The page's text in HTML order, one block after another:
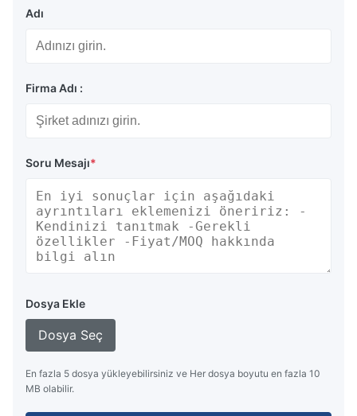
Adı
Firma Adı :
Soru Mesajı*
Dosya Ekle
Dosya Seç
En fazla 5 dosya yükleyebilirsiniz ve Her dosya boyutu en fazla 10
MB olabilir.